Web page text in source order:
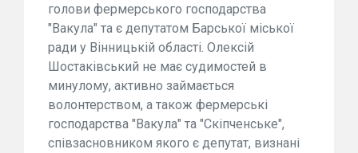
голови фермерського господарства
"Вакула" та є депутатом Барської міської
ради у Вінницькій області. Олексій
Шостаківський не має судимостей в
минулому, активно займається
волонтерством, а також фермерські
господарства "Вакула" та "Скіпченське",
співзасновником якого є депутат, визнані